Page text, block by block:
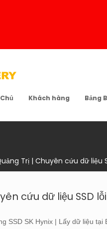
Khách hàng Bảng
Trị | Chuyên cứu dữ liệu
cứu dữ liệu SSD
SSD SK Hynix | Lấy dữ liệu tại